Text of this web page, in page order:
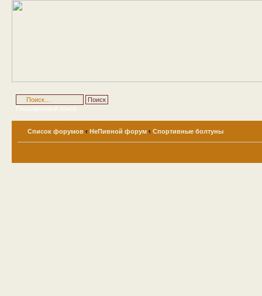
Расширенный поиск
Список форумов ‹ НеПивной форум ‹ Спортивные болтуны